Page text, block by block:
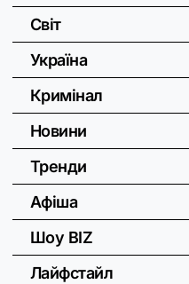
Світ
Україна
Кримінал
Новини
Тренди
Афіша
Шоу BIZ
Лайфстайл